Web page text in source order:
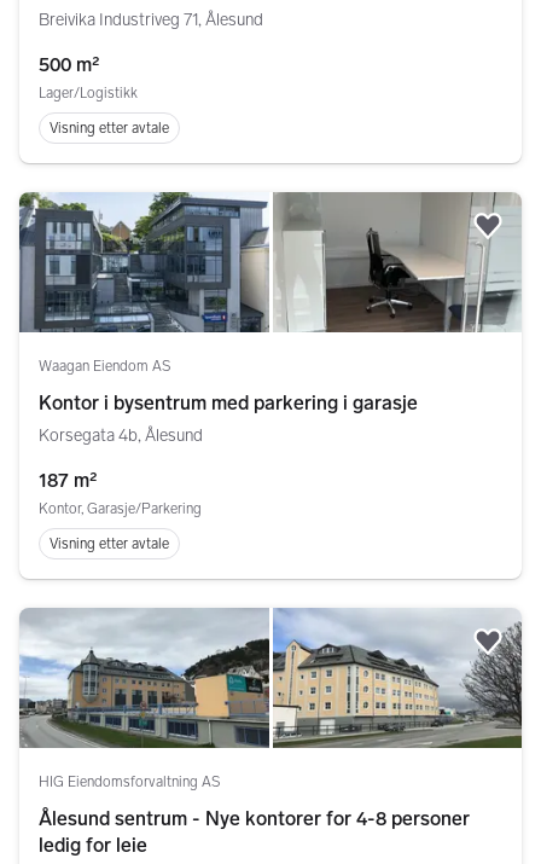
Breivika Industriveg 71, Ålesund
500 m²
Lager/Logistikk
Visning etter avtale
Waagan Eiendom AS
Kontor i bysentrum med parkering i garasje
Korsegata 4b, Ålesund
187 m²
Kontor, Garasje/Parkering
Visning etter avtale
HIG Eiendomsforvaltning AS
Ålesund sentrum - Nye kontorer for 4-8 personer
ledig for leie